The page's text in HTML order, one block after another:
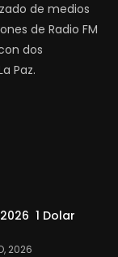
de medios
de Radio FM
dos
Paz.
1 Dolar
2026